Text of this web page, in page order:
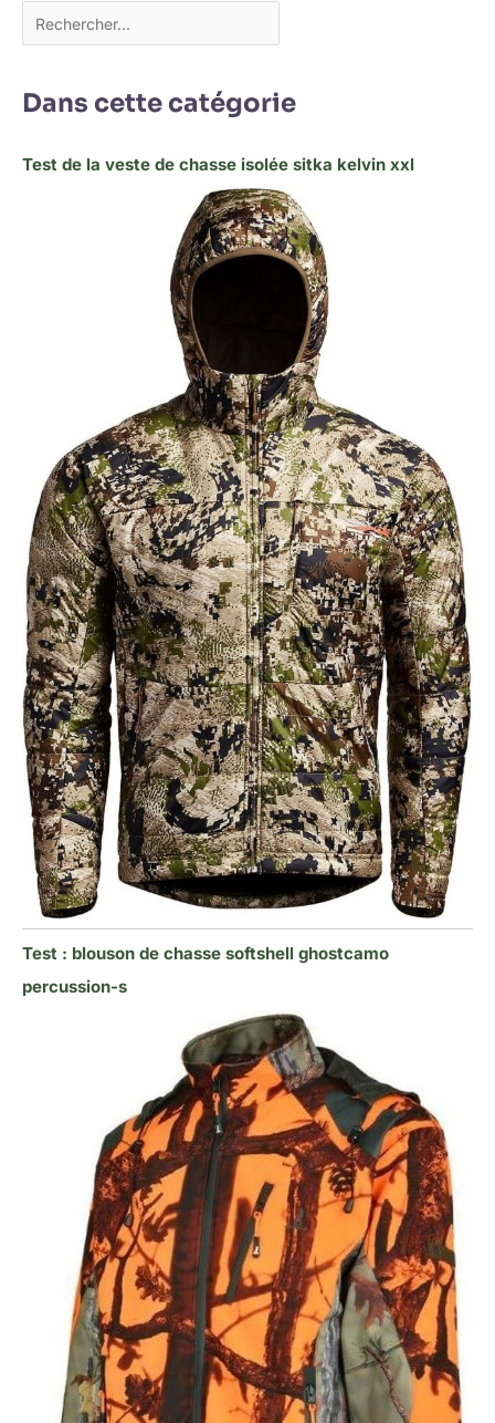
Dans cette catégorie
Test de la veste de chasse isolée sitka kelvin xxl
Test : blouson de chasse softshell ghostcamo
percussion-s